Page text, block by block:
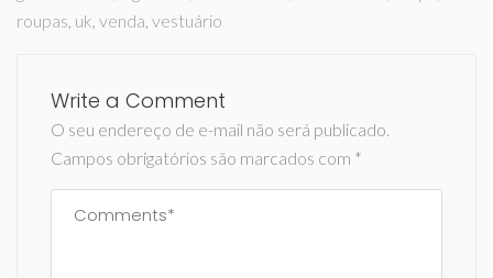
roupas uk venda vestuário
Write a Comment
O seu endereço de e-mail não será publicado.
Campos obrigatórios são marcados com *